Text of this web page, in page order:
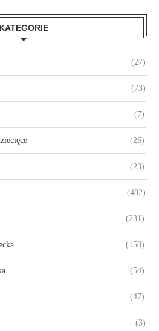
KATEGORIE
(27)
(73)
(7)
(26)
(23)
(482)
(231)
(150)
(54)
(47)
(3)